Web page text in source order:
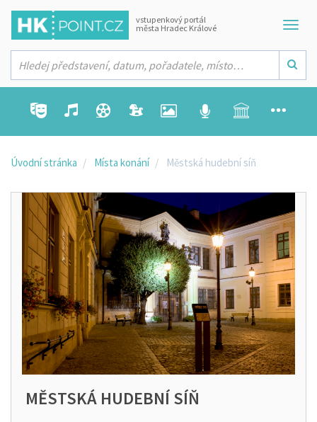
vstupenkový portál
města Hradec Králové
Úvodní stránka Místa konání Městská hudební síň
MĚSTSKÁ HUDEBNÍ SÍŇ